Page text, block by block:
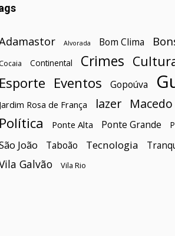
Alvorada Bom Clima
Cocaia Continental Crimes
Esporte Eventos Gopoúva
Jardim Rosa de França lazer Macedo
Política Ponte Alta Ponte Grande
João Taboão Tecnologia
Galvão Vila Rio